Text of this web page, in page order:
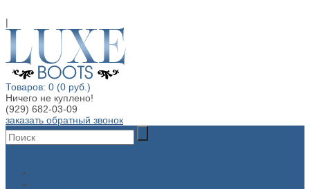
|
Товаров: 0 (0 руб.)
Ничего не куплено!
(929) 682-03-09
заказать обратный звонок